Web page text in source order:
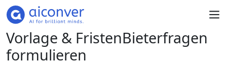
Vorlage & FristenBieterfragen
formulieren